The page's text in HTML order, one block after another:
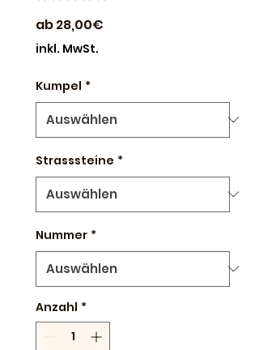
ab28,00€
inkl. MwSt.
Kumpel *
Strasssteine *
Nummer *
Anzahl *